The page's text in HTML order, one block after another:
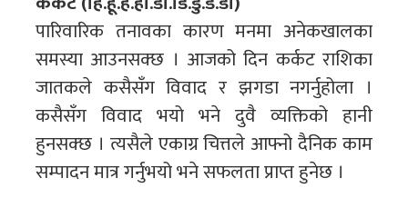
पारिवारिक तनावका कारण मनमा अनेकखालका
समस्या आउनसक्छ । आजको दिन कर्कट राशिका
जातकले कसैसँग विवाद र झगडा नगर्नुहोला ।
कसैसँग विवाद भयो भने दुवै व्यक्तिको हानी
हुनसक्छ । त्यसैले एकाग्र चित्तले आफ्नो दैनिक काम
सम्पादन मात्र गर्नुभयो भने सफलता प्राप्त हुनेछ ।